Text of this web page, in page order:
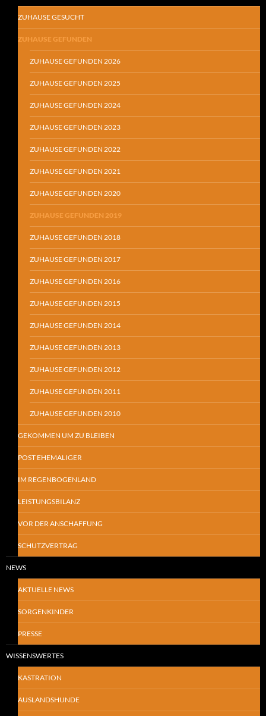
ZUHAUSE GESUCHT
ZUHAUSE GEFUNDEN
ZUHAUSE GEFUNDEN 2026
ZUHAUSE GEFUNDEN 2025
ZUHAUSE GEFUNDEN 2024
ZUHAUSE GEFUNDEN 2023
ZUHAUSE GEFUNDEN 2022
ZUHAUSE GEFUNDEN 2021
ZUHAUSE GEFUNDEN 2020
ZUHAUSE GEFUNDEN 2019
ZUHAUSE GEFUNDEN 2018
ZUHAUSE GEFUNDEN 2017
ZUHAUSE GEFUNDEN 2016
ZUHAUSE GEFUNDEN 2015
ZUHAUSE GEFUNDEN 2014
ZUHAUSE GEFUNDEN 2013
ZUHAUSE GEFUNDEN 2012
ZUHAUSE GEFUNDEN 2011
ZUHAUSE GEFUNDEN 2010
GEKOMMEN UM ZU BLEIBEN
POST EHEMALIGER
IM REGENBOGENLAND
LEISTUNGSBILANZ
VOR DER ANSCHAFFUNG
SCHUTZVERTRAG
NEWS
AKTUELLE NEWS
SORGENKINDER
PRESSE
WISSENSWERTES
KASTRATION
AUSLANDSHUNDE